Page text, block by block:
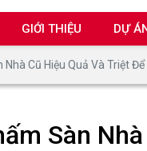
GIỚI THIỆU DỰ
Cũ Hiệu Quả Và Triệt
Sàn